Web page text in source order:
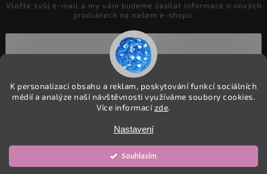
K personalizaci obsahu a reklam, poskytování funkcí sociálních
médií a analýze naší návštěvnosti využíváme soubory cookies.
Více informacízde.
Nastavení
Souhlasím
Vložte svůj e-mail a my vám budeme zasílat informace o nových
produktech na našem e-shopu.
Přihlásit se
detske-latky.cz. Všechna práva vyhrazena.
Shoptet| DesignShoptak.cz.